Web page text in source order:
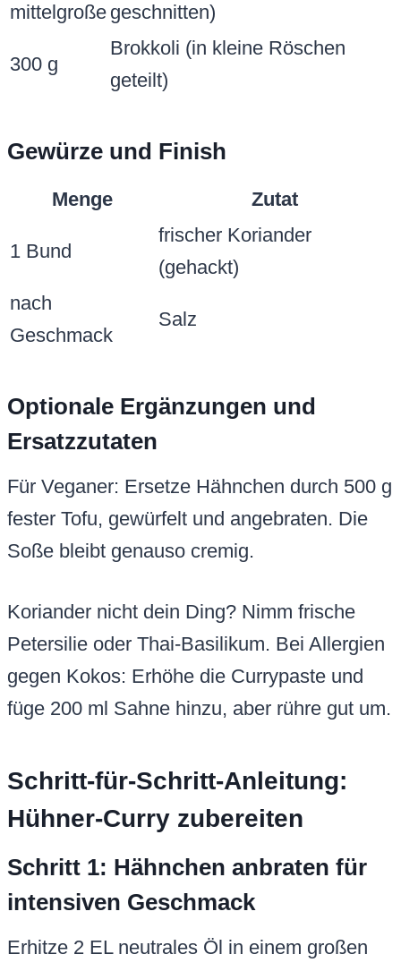
mittelgroße geschnitten)
300 g
Brokkoli (in kleine Röschen
geteilt)
Gewürze und Finish
Menge Zutat
1 Bund
frischer Koriander
(gehackt)
nach
Geschmack
Salz
Optionale Ergänzungen und
Ersatzzutaten
Für Veganer: Ersetze Hähnchen durch 500 g
fester Tofu, gewürfelt und angebraten. Die
Soße bleibt genauso cremig.
Koriander nicht dein Ding? Nimm frische
Petersilie oder Thai-Basilikum. Bei Allergien
gegen Kokos: Erhöhe die Currypaste und
füge 200 ml Sahne hinzu, aber rühre gut um.
Schritt-für-Schritt-Anleitung:
Hühner-Curry zubereiten
Schritt 1: Hähnchen anbraten für
intensiven Geschmack
Erhitze 2 EL neutrales Öl in einem großen